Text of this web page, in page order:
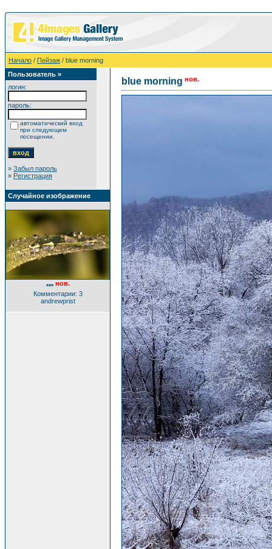
Начало / Пейзаж / blue morning
Пользователь »
логин:
пароль:
автоматический вход
при следующем
посещении.
» Забыл пароль
» Регистрация
Случайное изображение
*** нов.
Комментарии: 3
andrewprist
blue morning нов.